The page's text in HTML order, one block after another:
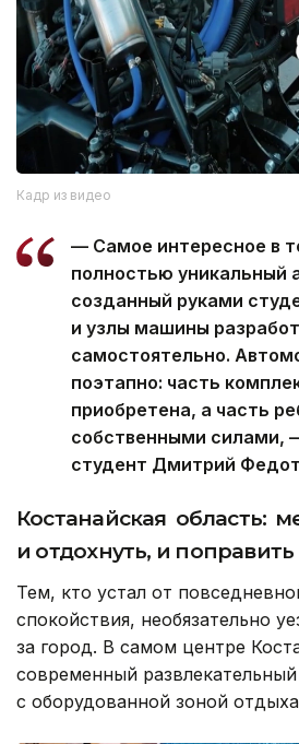
Кадр из видео
— Самое интересное в
полностью уникальный
созданный руками
и узлы машины
самостоятельно.
поэтапно: часть
приобретена, а часть
собственными силами,
студент Дмитрий
Костанайская область:
и отдохнуть, и
Тем, кто устал от
спокойствия, необязательно
за город. В самом центре
современный
с оборудованной зоной